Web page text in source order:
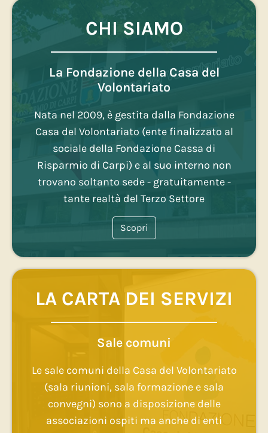
CHI SIAMO
La Fondazione della Casa del
Volontariato
Nata nel 2009, è gestita dalla Fondazione
Casa del Volontariato (ente finalizzato al
sociale della Fondazione Cassa di
Risparmio di Carpi) e al suo interno non
trovano soltanto sede - gratuitamente -
tante realtà del Terzo Settore
Scopri
LA CARTA DEI SERVIZI
Sale comuni
Le sale comuni della Casa del Volontariato
(sala riunioni, sala formazione e sala
convegni) sono a disposizione delle
associazioni ospiti ma anche di enti